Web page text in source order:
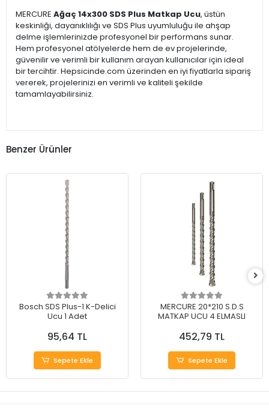
MERCURE Ağaç 14x300 SDS Plus Matkap Ucu, üstün
keskinliği, dayanıklılığı ve SDS Plus uyumluluğu ile ahşap
delme işlemlerinizde profesyonel bir performans sunar.
Hem profesyonel atölyelerde hem de ev projelerinde,
güvenilir ve verimli bir kullanım arayan kullanıcılar için ideal
bir tercihtir. Hepsicinde.com üzerinden en iyi fiyatlarla sipariş
vererek, projelerinizi en verimli ve kaliteli şekilde
tamamlayabilirsiniz.
Benzer Ürünler
Bosch SDS Plus-1 K-Delici
Ucu 1 Adet
95,64 TL
Sepete Ekle
MERCURE 20*210 S.D.S
MATKAP UCU 4 ELMASLI
452,79 TL
Sepete Ekle